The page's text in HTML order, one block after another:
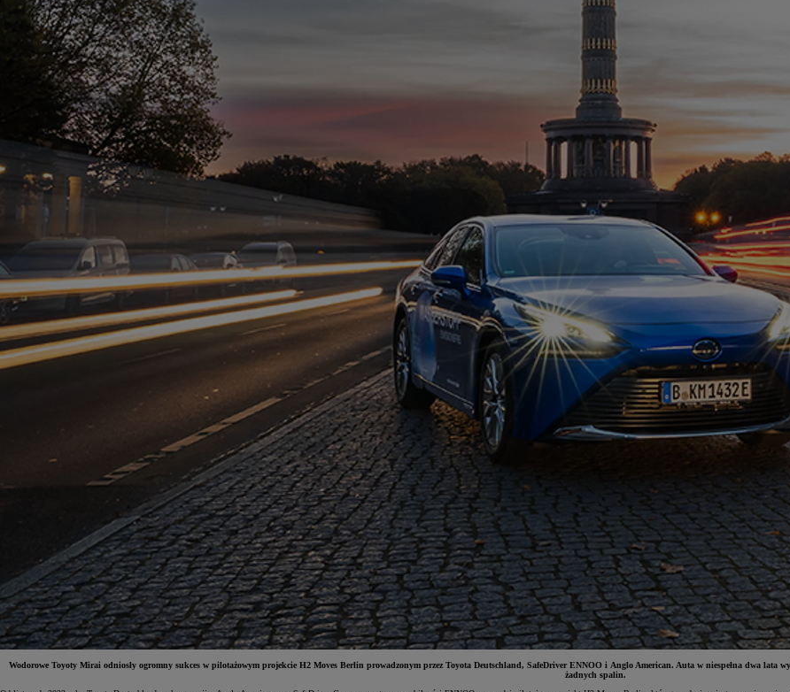
Wodorowe Toyoty Mirai odniosły ogromny sukces w pilotażowym projekcie H2 Moves Berlin prowadzonym przez Toyota Deutschland, SafeDriver ENNOO i Anglo American. Auta w niespełna dwa
żadnych spalin.